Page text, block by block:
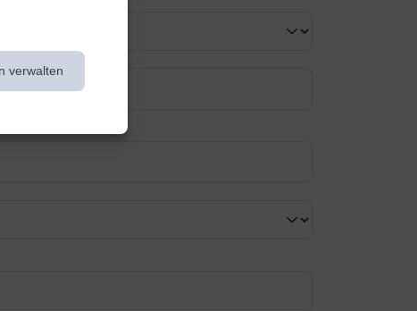
verwalten